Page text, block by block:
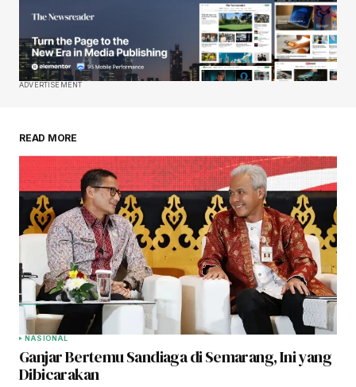
ADVERTISEMENT
READ MORE
NASIONAL
Ganjar Bertemu Sandiaga di Semarang, Ini yang
Dibicarakan